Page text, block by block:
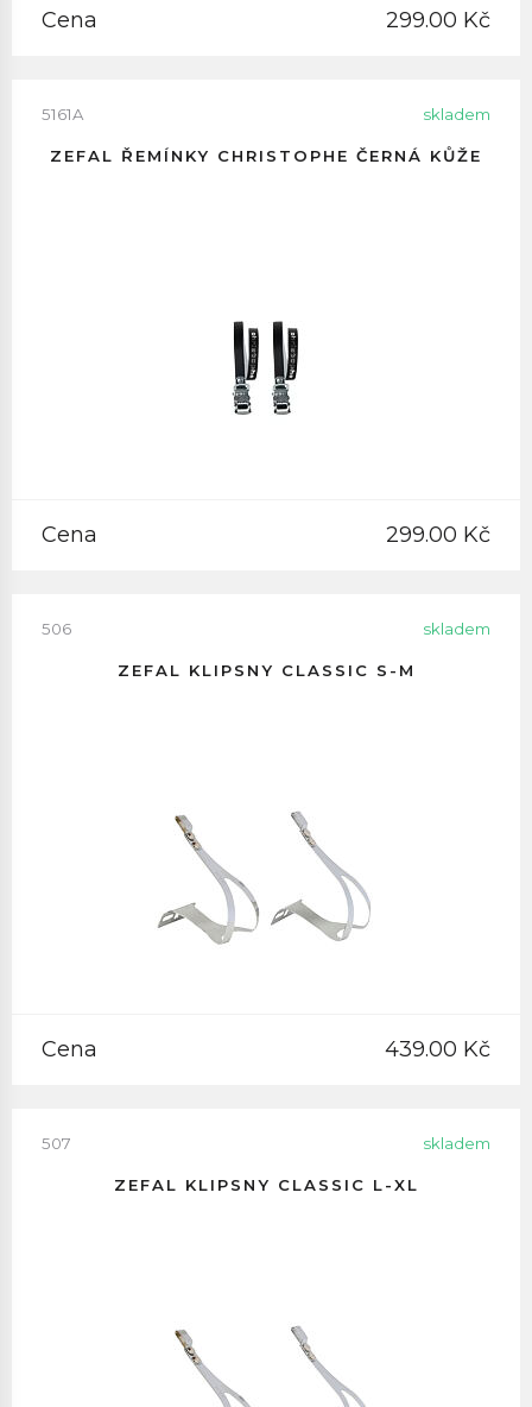
Cena 299.00 Kč
5161A skladem
ZEFAL ŘEMÍNKY CHRISTOPHE ČERNÁ KŮŽE
Cena 299.00 Kč
506 skladem
ZEFAL KLIPSNY CLASSIC S-M
Cena 439.00 Kč
507 skladem
ZEFAL KLIPSNY CLASSIC L-XL